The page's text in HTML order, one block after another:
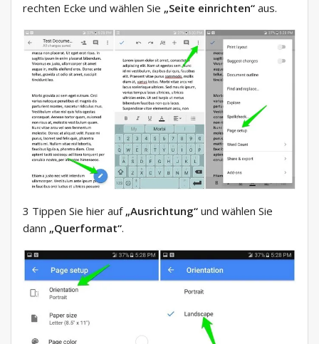
rechten Ecke und wählen Sie „Seite einrichten“ aus.
3 Tippen Sie hier auf „Ausrichtung“ und wählen Sie
dann „Querformat“.